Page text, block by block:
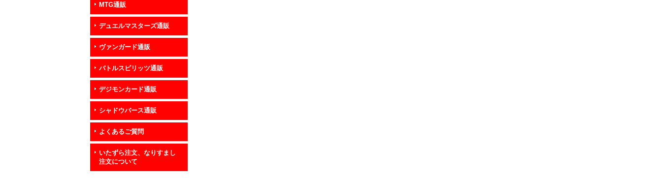
MTG通販
デュエルマスターズ通販
ヴァンガード通販
バトルスピリッツ通販
デジモンカード通販
シャドウバース通販
よくあるご質問
いたずら注文、なりすまし
注文について